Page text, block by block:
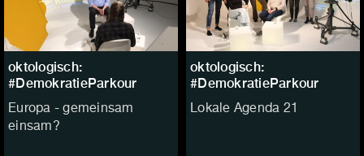
oktologisch:
#DemokratieParkour
Europa - gemeinsam
einsam?
oktologisch:
#DemokratieParkour
Lokale Agenda 21